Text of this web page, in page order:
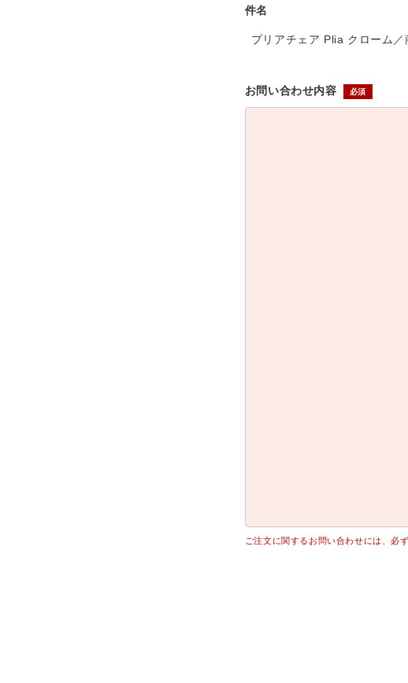
件名
プリアチェア Plia クローム
お問い合わせ内容
ご注文に関するお問い合わせには、必